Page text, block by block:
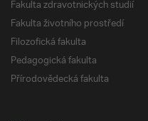
Fakulta zdravotnických studií
Fakulta životního prostředí
Filozofická fakulta
Pedagogická fakulta
Přírodovědecká fakulta